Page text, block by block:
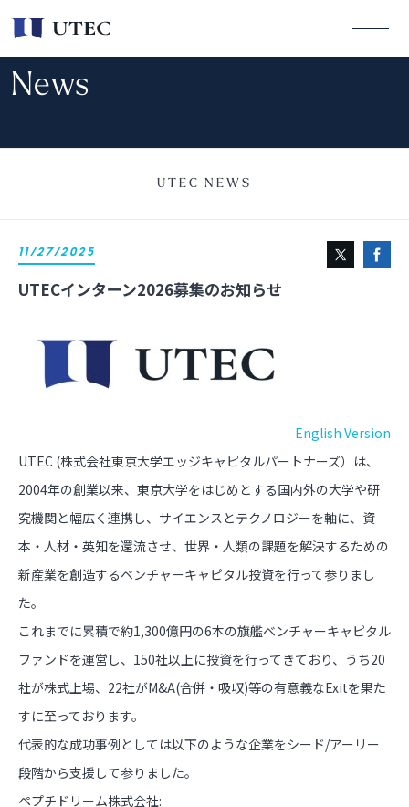
News
UTEC NEWS
11/27/2025
UTECインターン2026募集のお知らせ
English Version
UTEC (株式会社東京大学エッジキャピタルパートナーズ）は、
2004年の創業以来、東京大学をはじめとする国内外の大学や研
究機関と幅広く連携し、サイエンスとテクノロジーを軸に、資
本・人材・英知を還流させ、世界・人類の課題を解決するための
新産業を創造するベンチャーキャピタル投資を行って参りまし
た。
これまでに累積で約1,300億円の6本の旗艦ベンチャーキャピタル
ファンドを運営し、150社以上に投資を行ってきており、うち20
社が株式上場、22社がM&A(合併・吸収)等の有意義なExitを果た
すに至っております。
代表的な成功事例としては以下のような企業をシード/アーリー
段階から支援して参りました。
ペプチドリーム株式会社: